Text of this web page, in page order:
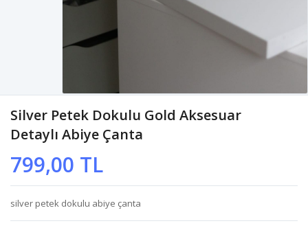
Silver Petek Dokulu Gold Aksesuar
Detaylı Abiye Çanta
799,00 TL
silver petek dokulu abiye çanta